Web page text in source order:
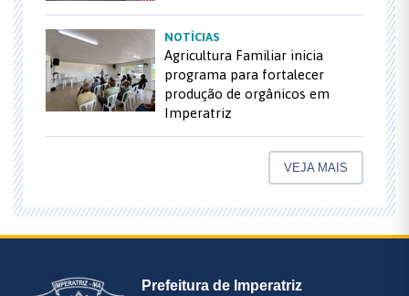
NOTÍCIAS
Agricultura Familiar inicia
programa para fortalecer
produção de orgânicos em
Imperatriz
VEJA MAIS
Prefeitura de Imperatriz